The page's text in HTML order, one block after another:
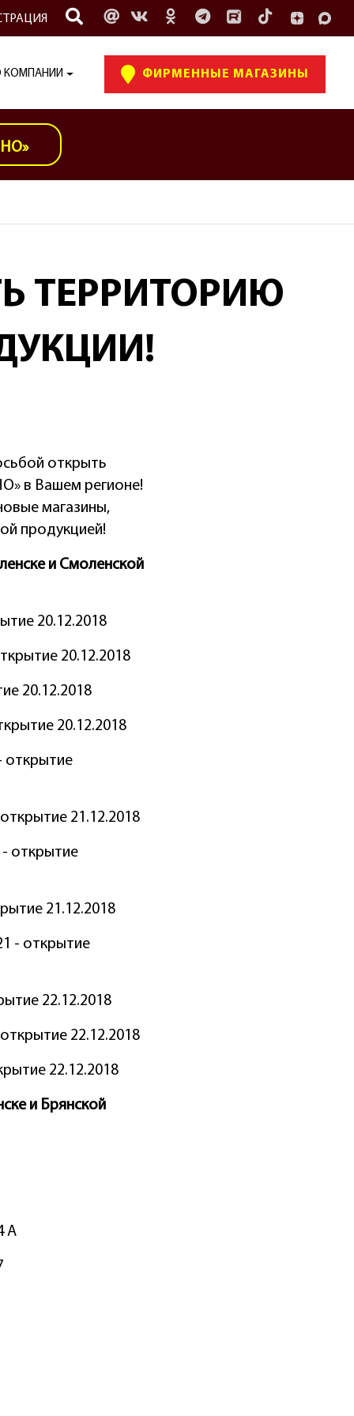
КОМПАНИИ ФИРМЕННЫЕ МАГАЗИНЫ
ТЕРРИТОРИЮ
открыть
в Вашем регионе!
магазины,
продукцией!
и Смоленской
20.12.2018
20.12.2018
20.12.2018
20.12.2018
открытие
21.12.2018
- открытие
21.12.2018
- открытие
22.12.2018
22.12.2018
22.12.2018
и Брянской
А